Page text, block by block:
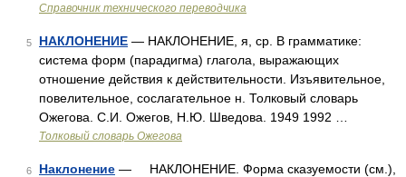
Справочник технического переводчика
5 НАКЛОНЕНИЕ — НАКЛОНЕНИЕ, я, ср. В грамматике:
система форм (парадигма) глагола, выражающих
отношение действия к действительности. Изъявительное,
повелительное, сослагательное н. Толковый словарь
Ожегова. С.И. Ожегов, Н.Ю. Шведова. 1949 1992 …
Толковый словарь Ожегова
6 Наклонение — НАКЛОНЕНИЕ. Форма сказуемости (см.),